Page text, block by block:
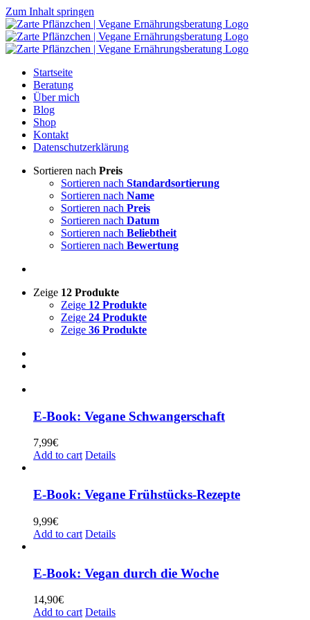
Zum Inhalt springen
Startseite
Beratung
Über mich
Blog
Shop
Kontakt
Datenschutzerklärung
Sortieren nach Preis
Sortieren nach Standardsortierung
Sortieren nach Name
Sortieren nach Preis
Sortieren nach Datum
Sortieren nach Beliebtheit
Sortieren nach Bewertung
Zeige 12 Produkte
Zeige 12 Produkte
Zeige 24 Produkte
Zeige 36 Produkte
E-Book: Vegane Schwangerschaft
7,99€
Add to cart Details
E-Book: Vegane Frühstücks-Rezepte
9,99€
Add to cart Details
E-Book: Vegan durch die Woche
14,90€
Add to cart Details